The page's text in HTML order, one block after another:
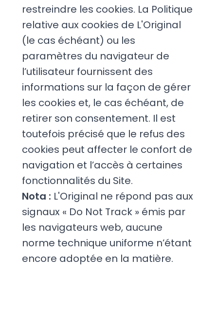
restreindre les cookies. La Politique
relative aux cookies de L'Original
(le cas échéant) ou les
paramètres du navigateur de
l’utilisateur fournissent des
informations sur la façon de gérer
les cookies et, le cas échéant, de
retirer son consentement. Il est
toutefois précisé que le refus des
cookies peut affecter le confort de
navigation et l’accès à certaines
fonctionnalités du Site.
Nota : L'Original ne répond pas aux
signaux « Do Not Track » émis par
les navigateurs web, aucune
norme technique uniforme n’étant
encore adoptée en la matière.